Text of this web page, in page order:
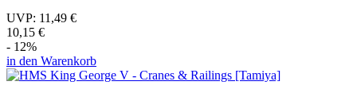
UVP: 11,49 €
10,15 €
- 12%
in den Warenkorb